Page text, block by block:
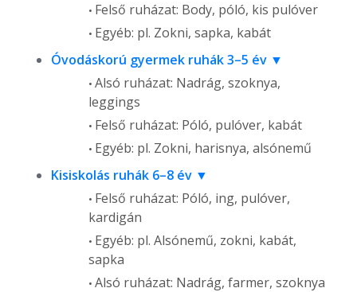
Felső ruházat: Body, póló, kis pulóver
Egyéb: pl. Zokni, sapka, kabát
Óvodáskorú gyermek ruhák 3–5 év
Alsó ruházat: Nadrág, szoknya,
leggings
Felső ruházat: Póló, pulóver, kabát
Egyéb: pl. Zokni, harisnya, alsónemű
Kisiskolás ruhák 6–8 év
Felső ruházat: Póló, ing, pulóver,
kardigán
Egyéb: pl. Alsónemű, zokni, kabát,
sapka
Alsó ruházat: Nadrág, farmer, szoknya